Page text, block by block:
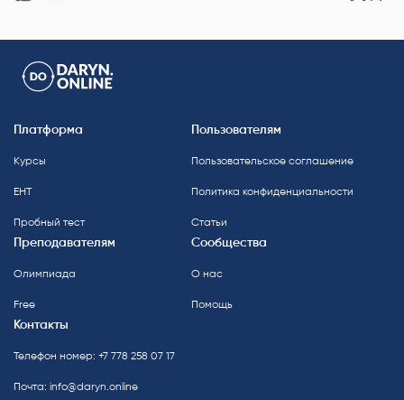
Платформа
Курсы
ЕНТ
Пробный тест
Пользователям
Пользовательское соглашение
Политика конфиденциальности
Статьи
Преподавателям
Олимпиада
Free
Сообщества
О нас
Помощь
Контакты
Телефон номер: +7 778 258 07 17
Почта: info@daryn.online